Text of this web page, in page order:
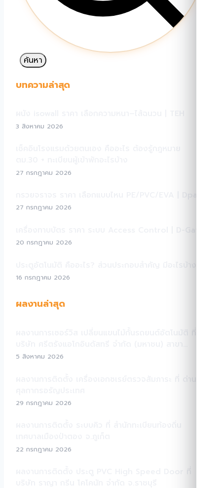
ค้นหา
บทความล่าสุด
3 สิงหาคม 2026
27 กรกฎาคม 2026
27 กรกฎาคม 2026
20 กรกฎาคม 2026
16 กรกฎาคม 2026
ผลงานล่าสุด
สระแก้ว
5 สิงหาคม 2026
29 กรกฎาคม 2026
22 กรกฎาคม 2026